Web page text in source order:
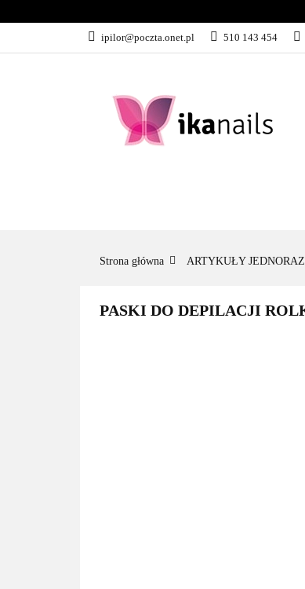
ipilor@poczta.onet.pl 510 143 454
Strona główna ARTYKUŁY
PASKI DO DEPILACJI